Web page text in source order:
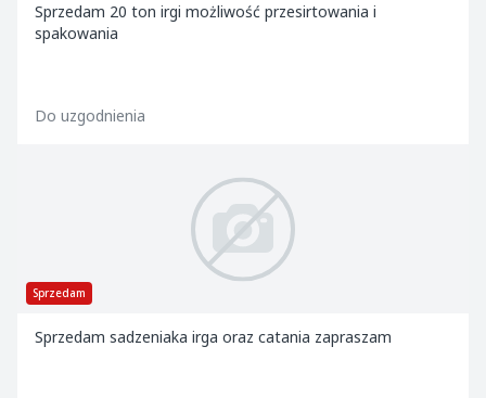
Sprzedam 20 ton irgi możliwość przesirtowania i
spakowania
Do uzgodnienia
Sprzedam
Sprzedam sadzeniaka irga oraz catania zapraszam